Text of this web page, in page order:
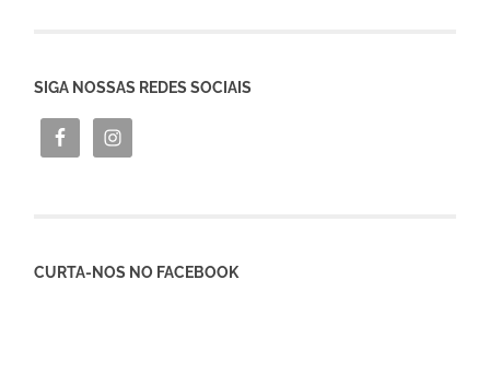
SIGA NOSSAS REDES SOCIAIS
CURTA-NOS NO FACEBOOK